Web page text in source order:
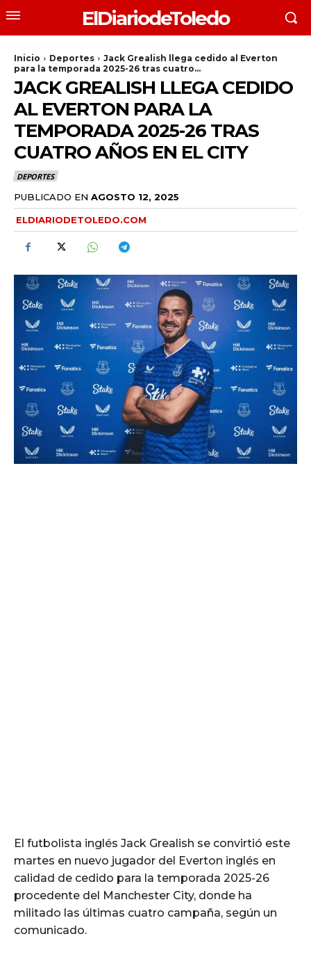
ElDiariodeToledo
Inicio Deportes
Jack Grealish llega cedido al Everton
para la temporada 2025-26 tras cuatro...
JACK GREALISH LLEGA CEDIDO
AL EVERTON PARA LA
TEMPORADA 2025-26 TRAS
CUATRO AÑOS EN EL CITY
DEPORTES
PUBLICADO EN AGOSTO 12, 2025
ELDIARIODETOLEDO.COM
El futbolista inglés Jack Grealish se convirtió este
martes en nuevo jugador del Everton inglés en
calidad de cedido para la temporada 2025-26
procedente del Manchester City, donde ha
militado las últimas cuatro campaña, según un
comunicado.